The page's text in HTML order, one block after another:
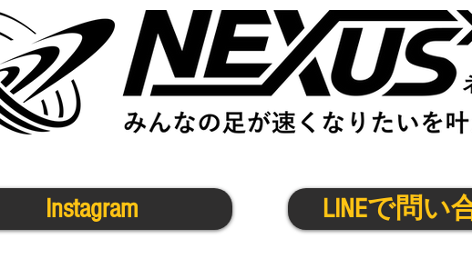
Instagram LINEで問い